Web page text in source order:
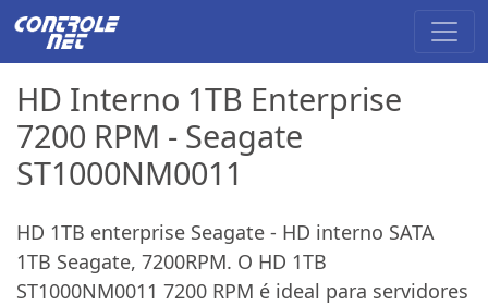
HD Interno 1TB Enterprise
7200 RPM - Seagate
ST1000NM0011
HD 1TB enterprise Seagate - HD interno SATA
1TB Seagate, 7200RPM. O HD 1TB
ST1000NM0011 7200 RPM é ideal para servidores